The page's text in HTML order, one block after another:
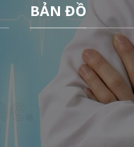
BẢN ĐỒ